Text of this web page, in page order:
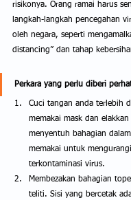
risikonya. Orang ramai harus
langkah-langkah pencegahan
oleh negara, seperti
distancing” dan tahap
Perkara yang perlu diberi
Cuci tangan anda terlebih
memakai mask dan
menyentuh bahagian
memakai untuk
terkontaminasi virus.
Membezakan bahagian
teliti. Sisi yang bercetak